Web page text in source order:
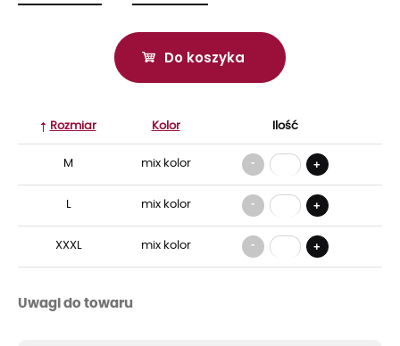
Do koszyka
Rozmiar Kolor Ilość
M mix kolor - +
L mix kolor - +
XXXL mix kolor - +
Uwagi do towaru